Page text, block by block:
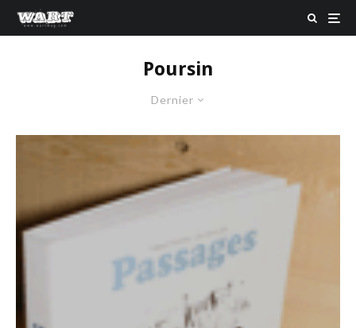
Poursin
Dernier